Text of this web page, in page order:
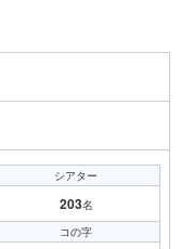
シアター
203名
コの字